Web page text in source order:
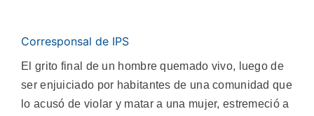
Corresponsal de IPS
El grito final de un hombre quemado vivo, luego de
ser enjuiciado por habitantes de una comunidad que
lo acusó de violar y matar a una mujer, estremeció a